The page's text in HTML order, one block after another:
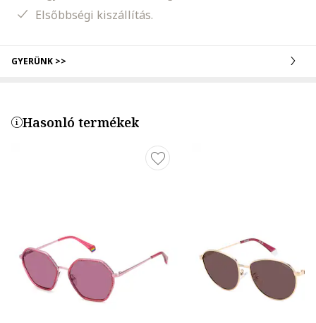
Elsőbbségi kiszállítás.
GYERÜNK >>
Hasonló termékek